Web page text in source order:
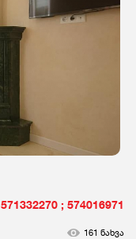
571332270 ; 574016971
161 ნახვა